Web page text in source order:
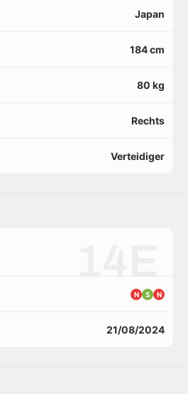
Japan
184 cm
80 kg
Rechts
Verteidiger
N S N
21/08/2024